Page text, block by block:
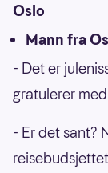
Oslo
Mann fra
- Det er
gratulerer
- Er det sant?